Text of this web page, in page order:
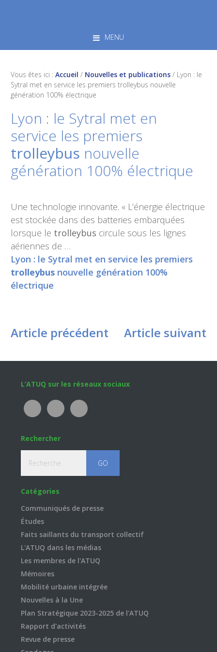
MENU
Vous êtes ici :Accueil / Nouvelles et publications / Lyon : le
Sytral met en service les premiers trolleybus nouvelle
génération 100% électrique
Lyon : le Sytral met en
service les premiers
trolleybus nouvelle
génération 100% électrique
Une technologie innovante. « L’énergie électrique
est stockée dans des batteries embarquées
lorsque le trolleybus circule sous les lignes
aériennes de …
Lyon : le Sytral met en service les premiers
trolleybus nouvelle génération 100%
électrique
Article précédent Article suivant
Footer
L’ATUQ sur les réseaux sociaux
Rechercher
Catégories
Communiqués de presse
Études
Faits saillants du transport collectif
L'ATUQ dans les médias
Les membres de l'ATUQ
Mémoires
Mobilité urbaine intégrée
Nouvelles à la Une
Plan Stratégique 2023-2025 de l'ATUQ
Rapport d'activités
Revue de presse